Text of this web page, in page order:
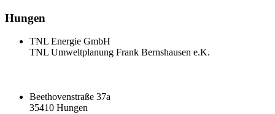
Hungen
TNL Energie GmbH
TNL Umweltplanung Frank Bernshausen e.K.
Beethovenstraße 37a
35410 Hungen